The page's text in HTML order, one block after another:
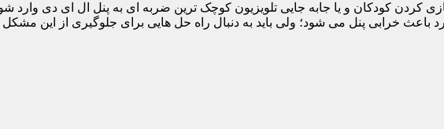
کردن کودکان و یا جابه جایی تلویزیون کوچک ترین ضربه ای به پنل ال ای دی وارد
باعث خرابی پنل می شود؛ ولی باید به دنبال راه حل هایی برای جلوگیری از این مشکل